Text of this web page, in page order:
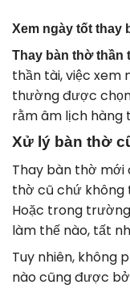
Xem ngày tốt thay
Thay bàn thờ thần
thần tài, việc xem
thường được
rằm âm lịch hàng
Xử lý bàn thờ
Thay bàn thờ mới
thờ cũ chứ không
Hoặc trong
làm thế nào, tất
Tuy nhiên, không
nào cũng được